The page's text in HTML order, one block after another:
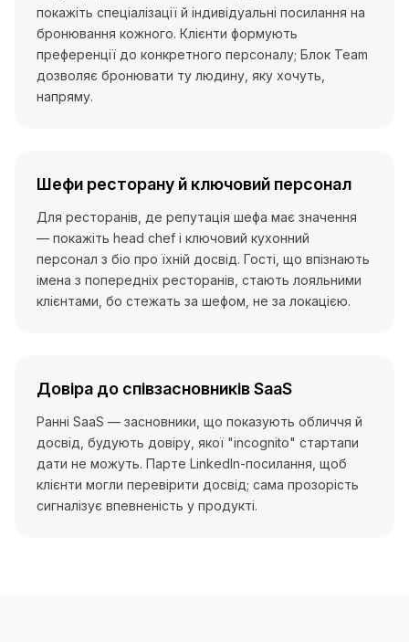
покажіть спеціалізації й індивідуальні посилання на
бронювання кожного. Клієнти формують
преференції до конкретного персоналу; Блок Team
дозволяє бронювати ту людину, яку хочуть,
напряму.
Шефи ресторану й ключовий персонал
Для ресторанів, де репутація шефа має значення
— покажіть head chef і ключовий кухонний
персонал з біо про їхній досвід. Гості, що впізнають
імена з попередніх ресторанів, стають лояльними
клієнтами, бо стежать за шефом, не за локацією.
Довіра до співзасновників SaaS
Ранні SaaS — засновники, що показують обличчя й
досвід, будують довіру, якої "incognito" стартапи
дати не можуть. Парте LinkedIn-посилання, щоб
клієнти могли перевірити досвід; сама прозорість
сигналізує впевненість у продукті.